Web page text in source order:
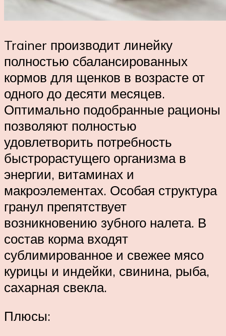
Trainer производит линейку
полностью сбалансированных
кормов для щенков в возрасте от
одного до десяти месяцев.
Оптимально подобранные рационы
позволяют полностью
удовлетворить потребность
быстрорастущего организма в
энергии, витаминах и
макроэлементах. Особая структура
гранул препятствует
возникновению зубного налета. В
состав корма входят
сублимированное и свежее мясо
курицы и индейки, свинина, рыба,
сахарная свекла.
Плюсы: